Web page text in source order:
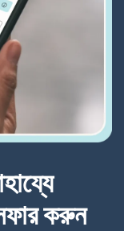
করুন